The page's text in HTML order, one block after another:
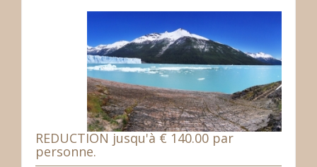
REDUCTION jusqu'à € 140.00 par
personne.